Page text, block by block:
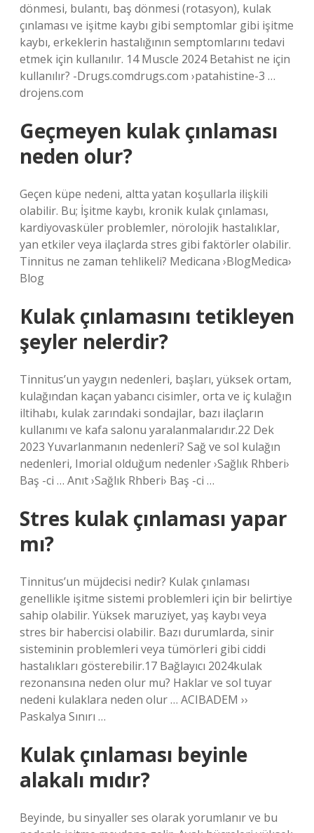
dönmesi, bulantı, baş dönmesi (rotasyon), kulak
çınlaması ve işitme kaybı gibi semptomlar gibi işitme
kaybı, erkeklerin hastalığının semptomlarını tedavi
etmek için kullanılır. 14 Muscle 2024 Betahist ne için
kullanılır? -Drugs.comdrugs.com ›patahistine-3 …
drojens.com
Geçmeyen kulak çınlaması
neden olur?
Geçen küpe nedeni, altta yatan koşullarla ilişkili
olabilir. Bu; İşitme kaybı, kronik kulak çınlaması,
kardiyovasküler problemler, nörolojik hastalıklar,
yan etkiler veya ilaçlarda stres gibi faktörler olabilir.
Tinnitus ne zaman tehlikeli? Medicana ›BlogMedica›
Blog
Kulak çınlamasını tetikleyen
şeyler nelerdir?
Tinnitus’un yaygın nedenleri, başları, yüksek ortam,
kulağından kaçan yabancı cisimler, orta ve iç kulağın
iltihabı, kulak zarındaki sondajlar, bazı ilaçların
kullanımı ve kafa salonu yaralanmalarıdır.22 Dek
2023 Yuvarlanmanın nedenleri? Sağ ve sol kulağın
nedenleri, Imorial olduğum nedenler ›Sağlık Rhberi›
Baş -ci … Anıt ›Sağlık Rhberi› Baş -ci …
Stres kulak çınlaması yapar
mı?
Tinnitus’un müjdecisi nedir? Kulak çınlaması
genellikle işitme sistemi problemleri için bir belirtiye
sahip olabilir. Yüksek maruziyet, yaş kaybı veya
stres bir habercisi olabilir. Bazı durumlarda, sinir
sisteminin problemleri veya tümörleri gibi ciddi
hastalıkları gösterebilir.17 Bağlayıcı 2024kulak
rezonansına neden olur mu? Haklar ve sol tuyar
nedeni kulaklara neden olur … ACIBADEM ››
Paskalya Sınırı …
Kulak çınlaması beyinle
alakalı mıdır?
Beyinde, bu sinyaller ses olarak yorumlanır ve bu